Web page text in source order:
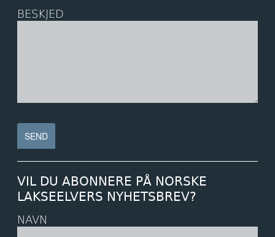
BESKJED
VIL DU ABONNERE PÅ NORSKE
LAKSEELVERS NYHETSBREV?
NAVN